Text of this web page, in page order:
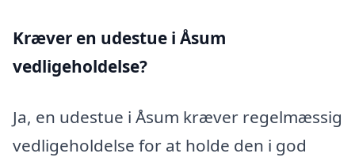
Kræver en udestue i Åsum
vedligeholdelse?
Ja, en udestue i Åsum kræver regelmæssig
vedligeholdelse for at holde den i god